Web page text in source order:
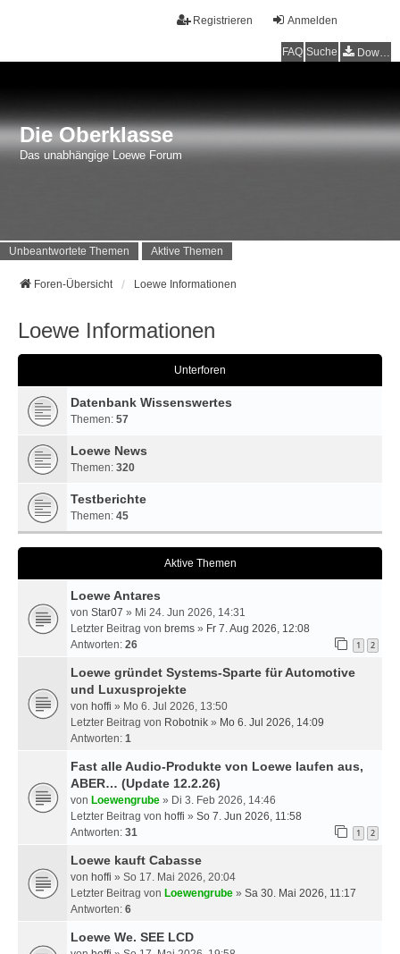
Anmelden
Registrieren
FAQ Suche Downloads
Die Oberklasse
Das unabhängige Loewe Forum
Unbeantwortete Themen Aktive Themen
Foren-Übersicht Loewe Informationen
Loewe Informationen
Unterforen
Datenbank Wissenswertes
Themen: 57
Loewe News
Themen: 320
Testberichte
Themen: 45
Aktive Themen
Loewe Antares
von Star07 » Mi 24. Jun 2026, 14:31
Letzter Beitrag von brems » Fr 7. Aug 2026, 12:08
Antworten: 26 1 2
Loewe gründet Systems-Sparte für Automotive
und Luxusprojekte
von hoffi » Mo 6. Jul 2026, 13:50
Letzter Beitrag von Robotnik » Mo 6. Jul 2026, 14:09
Antworten: 1
Fast alle Audio-Produkte von Loewe laufen aus,
ABER… (Update 12.2.26)
von Loewengrube » Di 3. Feb 2026, 14:46
Letzter Beitrag von hoffi » So 7. Jun 2026, 11:58
Antworten: 31 1 2
Loewe kauft Cabasse
von hoffi » So 17. Mai 2026, 20:04
Letzter Beitrag von Loewengrube » Sa 30. Mai 2026, 11:17
Antworten: 6
Loewe We. SEE LCD